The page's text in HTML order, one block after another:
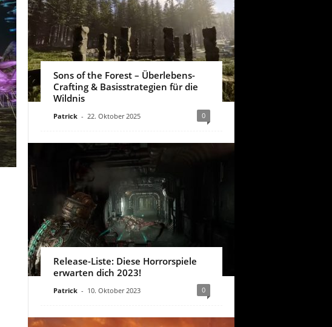
Sons of the Forest – Überlebens-
Crafting & Basisstrategien für die
Wildnis
Patrick - 22. Oktober 2025 0
Release-Liste: Diese Horrorspiele
erwarten dich 2023!
Patrick - 10. Oktober 2023 0